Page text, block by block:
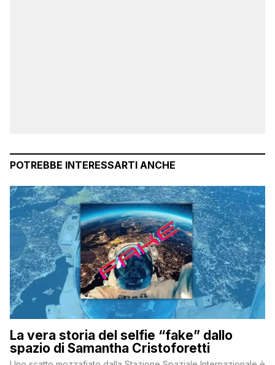
POTREBBE INTERESSARTI ANCHE
La vera storia del selfie “fake” dallo
spazio di Samantha Cristoforetti